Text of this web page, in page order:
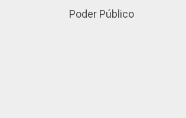
Poder Público